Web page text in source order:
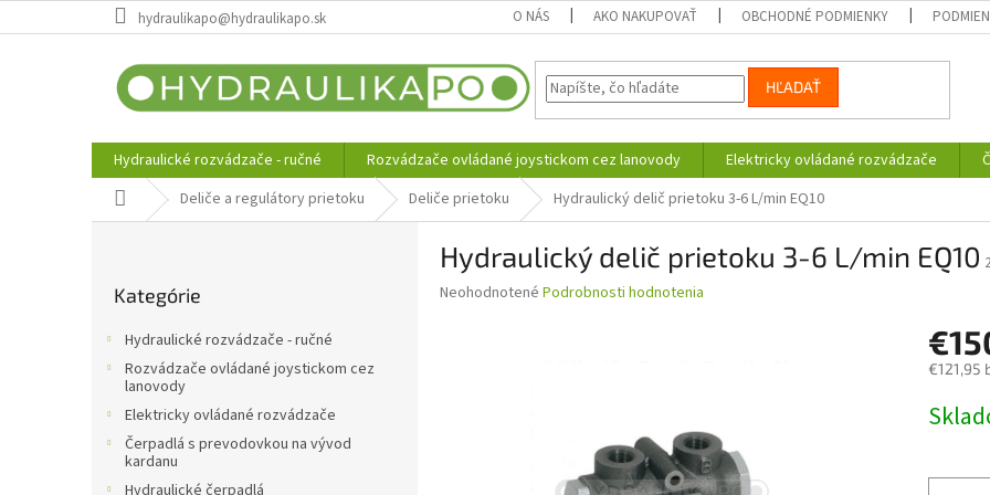
na
hydraulikapo@hydraulikapo.sk O NÁS AKO NAKUPOVAŤ OBCHODNÉ PODMIENKY
HĽADAŤ
Hydraulické rozvádzače - ručné Rozvádzače ovládané joystickom cez lanovody Elektricky ovládané rozvádzače
DomovDeliče a regulátory prietoku Deliče prietoku Hydraulický delič prietoku 3-6 L/min EQ10
kategórie
Kategórie
Hydraulické rozvádzače - ručné
Rozvádzače ovládané joystickom cez
lanovody
Elektricky ovládané rozvádzače
Čerpadlá s prevodovkou na vývod
kardanu
Hydraulické čerpadlá
Hydraulický delič prietoku 3-6 L/min EQ10
Priemerné
Neohodnotené Podrobnosti hodnotenia
€121,95
cena: